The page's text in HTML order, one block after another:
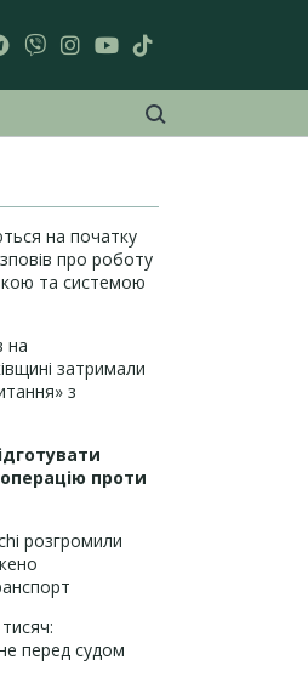
на початку
про роботу
та системою
на
затримали
з
проти
розгромили
перед судом